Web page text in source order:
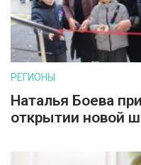
РЕГИОНЫ
Наталья Боева
открытии новой